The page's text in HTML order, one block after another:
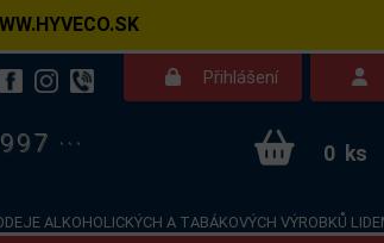
Přihlášení
··· 0 ks
ALKOHOLICKÝCH A TABÁKOVÝCH VÝROBKŮ